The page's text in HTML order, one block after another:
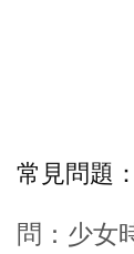
常見問題：
問：少女